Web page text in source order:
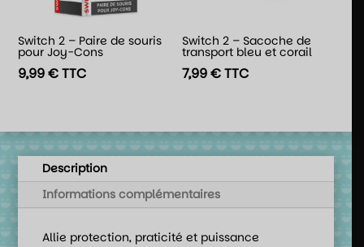
Switch 2 – Paire de souris
pour Joy-Cons
9,99€TTC
Switch 2 – Sacoche de
transport bleu et corail
7,99€TTC
Description
Informations complémentaires
Allie protection, praticité et puissance